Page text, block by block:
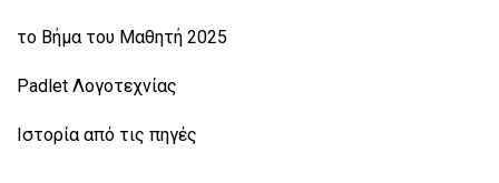
το Βήμα του Μαθητή 2025
Padlet Λογοτεχνίας
Ιστορία από τις πηγές